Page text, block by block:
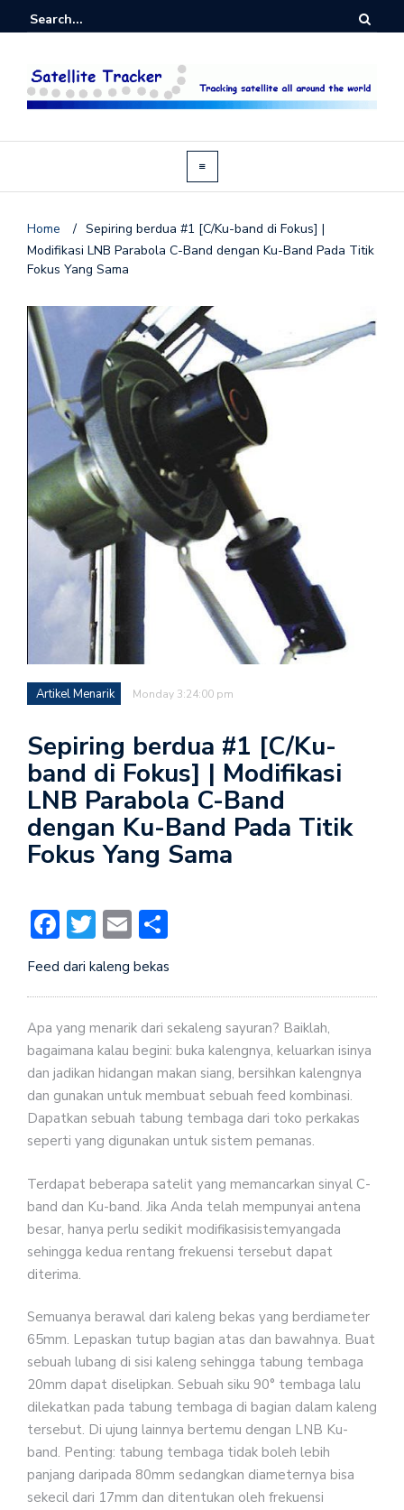
Home / Sepiring berdua #1 [C/Ku-band di Fokus] |
Modifikasi LNB Parabola C-Band dengan Ku-Band Pada Titik
Fokus Yang Sama
Artikel Menarik Monday 3:24:00 pm
Sepiring berdua #1 [C/Ku-
band di Fokus] | Modifikasi
LNB Parabola C-Band
dengan Ku-Band Pada Titik
Fokus Yang Sama
Facebook
Twitter
Email
Feed dari kaleng bekas
Apa yang menarik dari sekaleng sayuran? Baiklah,
bagaimana kalau begini: buka kalengnya, keluarkan isinya
dan jadikan hidangan makan siang, bersihkan kalengnya
dan gunakan untuk membuat sebuah feed kombinasi.
Dapatkan sebuah tabung tembaga dari toko perkakas
seperti yang digunakan untuk sistem pemanas.
Terdapat beberapa satelit yang memancarkan sinyal C-
band dan Ku-band. Jika Anda telah mempunyai antena
besar, hanya perlu sedikit modifikasisistemyangada
sehingga kedua rentang frekuensi tersebut dapat
diterima.
Semuanya berawal dari kaleng bekas yang berdiameter
65mm. Lepaskan tutup bagian atas dan bawahnya. Buat
sebuah lubang di sisi kaleng sehingga tabung tembaga
20mm dapat diselipkan. Sebuah siku 90° tembaga lalu
dilekatkan pada tabung tembaga di bagian dalam kaleng
tersebut. Di ujung lainnya bertemu dengan LNB Ku-
band. Penting: tabung tembaga tidak boleh lebih
panjang daripada 80mm sedangkan diameternya bisa
sekecil dari 17mm dan ditentukan oleh frekuensi